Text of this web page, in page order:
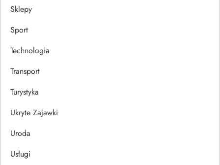
Sklepy
Sport
Technologia
Transport
Turystyka
Ukryte Zajawki
Uroda
Usługi